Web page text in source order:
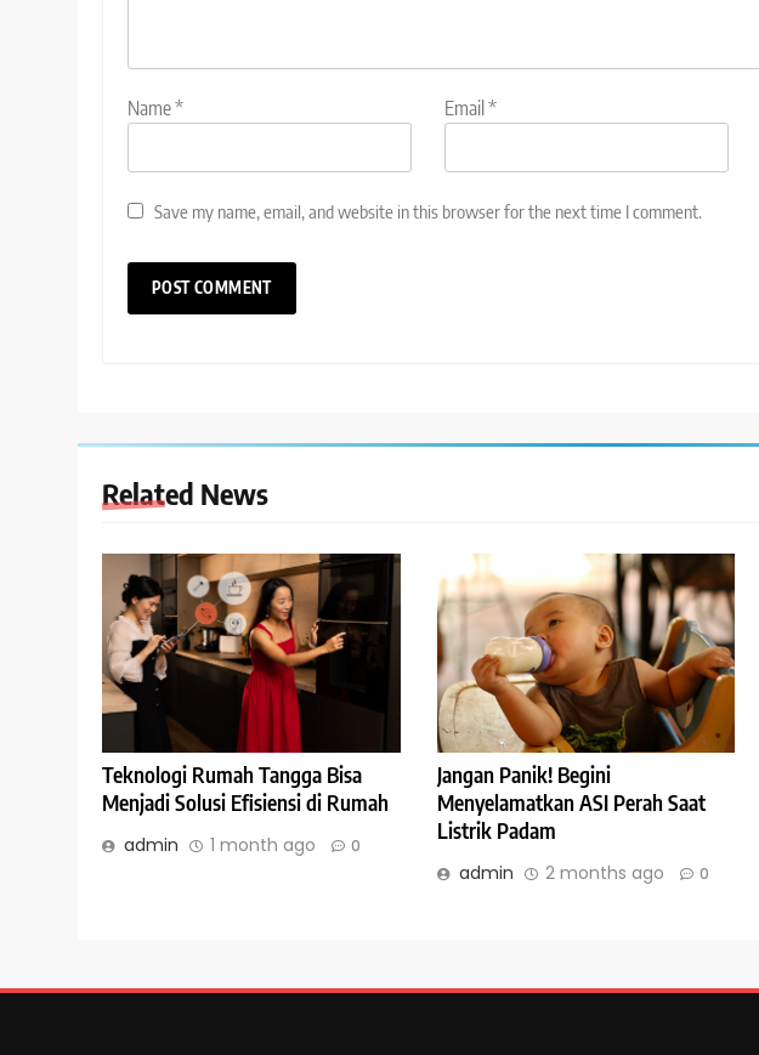
Name* Email *
Save my name, email, and website in this browser for the next time I comment.
Related News
Teknologi Rumah Tangga Bisa
Menjadi Solusi Efisiensi di Rumah
admin 1 month ago 0
Jangan Panik! Begini
Menyelamatkan ASI Perah Saat
Listrik Padam
admin 2 months ago 0